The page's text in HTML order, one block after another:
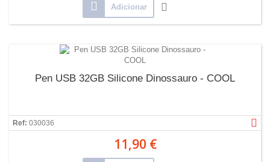
Adicionar
Pen USB 32GB Silicone Dinossauro - COOL
Ref: 030036
11,90 €